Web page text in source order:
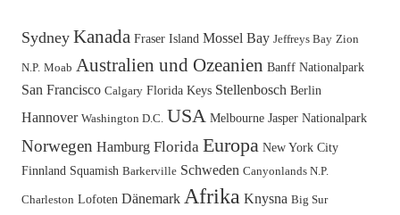
Sydney Kanada Fraser Island Mossel Bay Jeffreys Bay Zion
N.P. Moab Australien und Ozeanien Banff Nationalpark
San Francisco Calgary Florida Keys Stellenbosch Berlin
Hannover Washington D.C. USA Melbourne Jasper Nationalpark
Norwegen Hamburg Florida Europa New York City
Finnland Squamish Barkerville Schweden Canyonlands N.P.
Charleston Lofoten Dänemark Afrika Knysna Big Sur